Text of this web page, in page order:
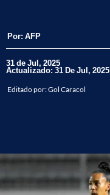
Por: AFP
31 de Jul, 2025
Actualizado: 31 De Jul, 2025
Editado por:Gol Caracol